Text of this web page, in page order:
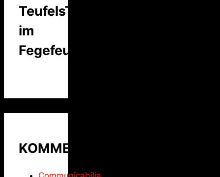
TeufelsTalk
im
Fegefeuer
KOMMENTARE